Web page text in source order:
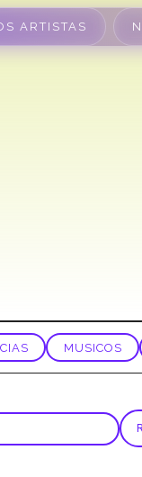
ARTISTAS
MUSICOS